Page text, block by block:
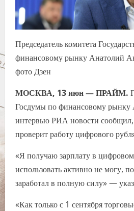
Председатель комитета
финансовому рынку Анатолий
фото Дзен
МОСКВА, 13 июн — ПРАЙМ.
Госдумы по финансовому рынку
интервью РИА новости сообщил,
проверит работу цифрового
«Я получаю зарплату в
использовать активно не могу,
заработал в полную силу» —
«Как только с 1 сентября